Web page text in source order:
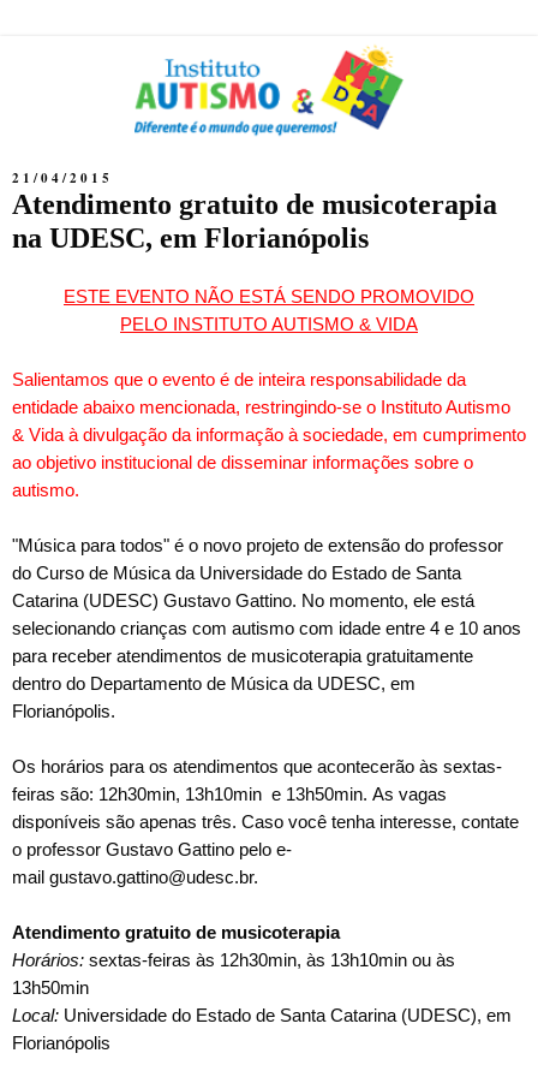
21/04/2015
Atendimento gratuito de musicoterapia
na UDESC, em Florianópolis
ESTE EVENTO NÃO ESTÁ SENDO PROMOVIDO
PELO INSTITUTO AUTISMO & VIDA
Salientamos que o evento é de inteira responsabilidade da
entidade abaixo mencionada, restringindo-se o Instituto Autismo
& Vida à divulgação da informação à sociedade, em cumprimento
ao objetivo institucional de disseminar informações sobre o
autismo.
"Música para todos" é o novo projeto de extensão do professor
do Curso de Música da Universidade do Estado de Santa
Catarina (UDESC) Gustavo Gattino. No momento, ele está
selecionando crianças com autismo com idade entre 4 e 10 anos
para receber atendimentos de musicoterapia gratuitamente
dentro do Departamento de Música da UDESC, em
Florianópolis.
Os horários para os atendimentos que acontecerão às sextas-
feiras são: 12h30min, 13h10min e 13h50min. As vagas
disponíveis são apenas três. Caso você tenha interesse, contate
o professor Gustavo Gattino pelo e-
mail gustavo.gattino@udesc.br.
Atendimento gratuito de musicoterapia
Horários: sextas-feiras às 12h30min, às 13h10min ou às
13h50min
Local: Universidade do Estado de Santa Catarina (UDESC), em
Florianópolis